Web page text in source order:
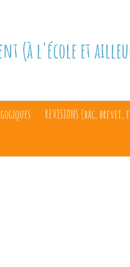
(à l'école et
REVISIONS (bac,